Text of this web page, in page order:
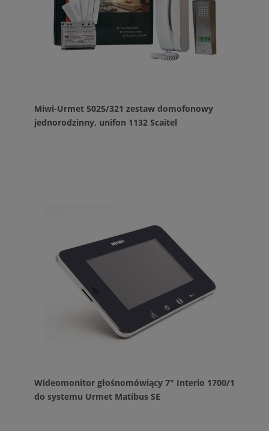
Miwi-Urmet 5025/321 zestaw domofonowy
jednorodzinny, unifon 1132 Scaitel
Wideomonitor głośnomówiący 7" Interio 1700/1
do systemu Urmet Matibus SE